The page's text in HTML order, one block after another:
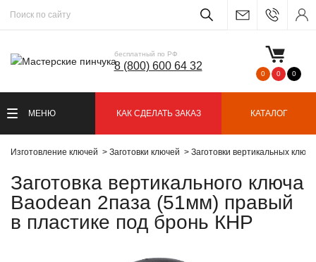
бесплатный по РФ
8 (800) 600 64 32
0 0 0
МЕНЮ КАК СДЕЛАТЬ ЗАКАЗ КАТАЛОГ
Изготовление ключей Заготовки ключей Заготовки вертикальных
Заготовка вертикального ключа
Baodean 2паза (51мм) правый
в пластике под бронь КНР